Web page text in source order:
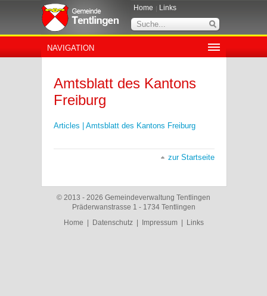
Home Links
NAVIGATION
Amtsblatt des Kantons
Freiburg
Articles | Amtsblatt des Kantons Freiburg
zur Startseite
© 2013 - 2026 Gemeindeverwaltung Tentlingen
Präderwanstrasse 1 - 1734 Tentlingen
Home Datenschutz| Impressum| Links